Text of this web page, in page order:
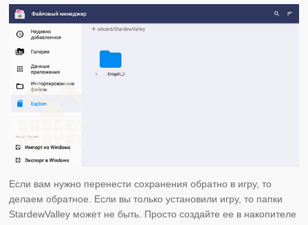
Если вам нужно перенести сохранения обратно в игру, то
делаем обратное. Если вы только установили игру, то папки
StardewValley может не быть. Просто создайте ее в накопителе